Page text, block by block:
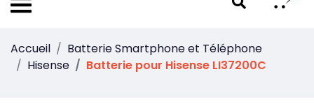
Accueil
Batterie Smartphone et Téléphone
Hisense
Batterie pour Hisense LI37200C